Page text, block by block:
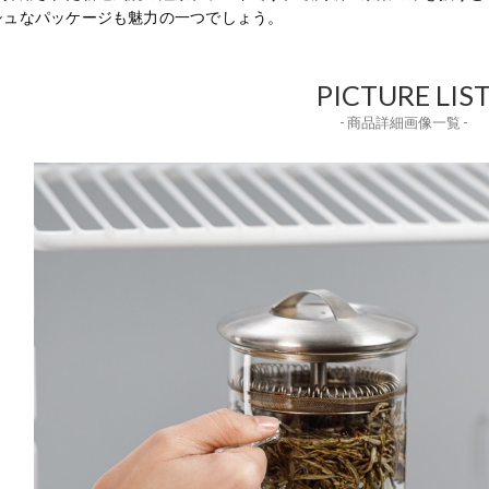
なパッケージも魅力の一つでしょう。
PICTURE
- 商品詳細画像一覧 -